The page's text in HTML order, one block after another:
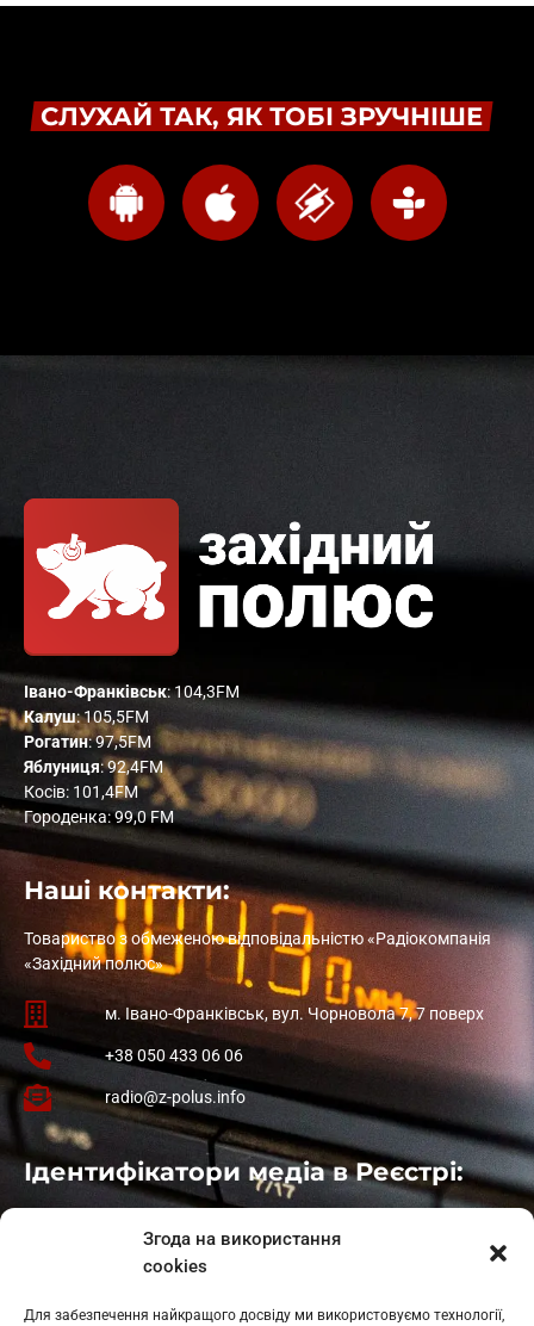
Згода на використання
cookies
Для забезпечення найкращого досвіду ми використовуємо технології,
СЛУХАЙ ТАК, ЯК ТОБІ ЗРУЧНІШЕ
Івано-Франківськ: 104,3FM
Калуш: 105,5FM
Рогатин: 97,5FM
Яблуниця: 92,4FM
Косів: 101,4FM
Городенка: 99,0 FM
Наші контакти:
Товариство з обмеженою відповідальністю «Радіокомпанія
«Західний полюс»
м. Івано-Франківськ, вул. Чорновола 7, 7 поверх
+38 050 433 06 06
radio@z-polus.info
Ідентифікатори медіа в Реєстрі:
: L11-01410
: L11-01801
Косів: L11-01805